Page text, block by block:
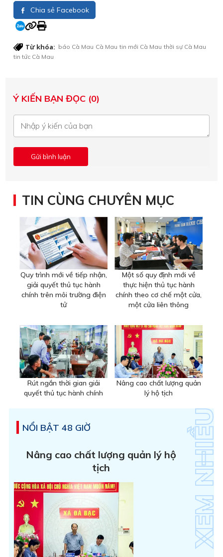
Chia sẻ Facebook
Từ khóa: báo Cà Mau Cà Mau tin mới Cà Mau thời sự Cà Mau
tin tức Cà Mau
Ý KIẾN BẠN ĐỌC (0)
TIN CÙNG CHUYÊN MỤC
Quy trình mới về tiếp nhận,
giải quyết thủ tục hành
chính trên môi trường điện
tử
Một số quy định mới về
thực hiện thủ tục hành
chính theo cơ chế một cửa,
một cửa liên thông
Rút ngắn thời gian giải
quyết thủ tục hành chính
Nâng cao chất lượng quản
lý hộ tịch
NỔI BẬT 48 GIỜ
Nâng cao chất lượng quản lý hộ
tịch